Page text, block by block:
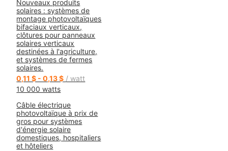
Nouveaux produits
solaires : systèmes de
montage photovoltaïques
bifaciaux verticaux,
clôtures pour panneaux
solaires verticaux
destinées à l'agriculture,
et systèmes de fermes
solaires.
0,11 $ - 0,13 $ / watt
10 000 watts
Câble électrique
photovoltaïque à prix de
gros pour systèmes
d'énergie solaire
domestiques, hospitaliers
et hôteliers